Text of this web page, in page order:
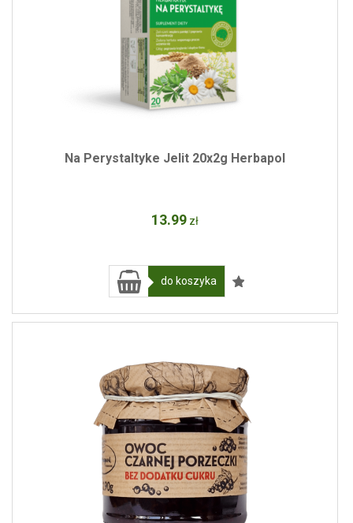
Na Perystaltyke Jelit 20x2g Herbapol
13.99 zł
do koszyka